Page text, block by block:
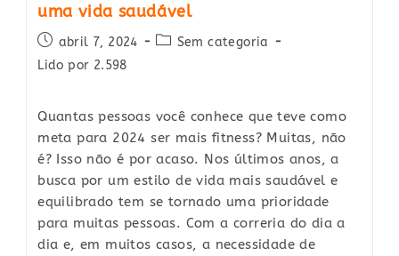
uma vida saudável
Post
published:
abril 7, 2024
PostSem categoria
Lido por 2.598
Quantas pessoas você conhece que teve como
meta para 2024 ser mais fitness? Muitas, não
é? Isso não é por acaso. Nos últimos anos, a
busca por um estilo de vida mais saudável e
equilibrado tem se tornado uma prioridade
para muitas pessoas. Com a correria do dia a
dia e, em muitos casos, a necessidade de